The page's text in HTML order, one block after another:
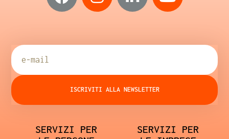
ISCRIVITI ALLA NEWSLETTER
SERVIZI PER
SERVIZI PER